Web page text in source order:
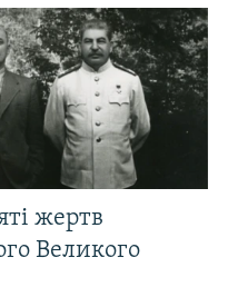
жертв
Великого